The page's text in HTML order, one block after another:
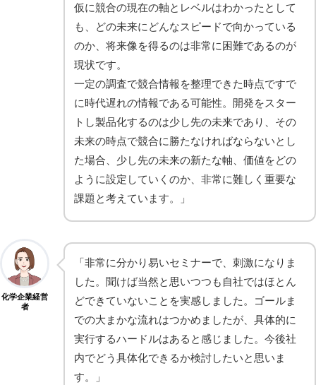
仮に競合の現在の軸とレベルはわかったとして
も、どの未来にどんなスピードで向かっている
のか、将来像を得るのは非常に困難であるのが
現状です。
一定の調査で競合情報を整理できた時点ですで
に時代遅れの情報である可能性。開発をスター
トし製品化するのは少し先の未来であり、その
未来の時点で競合に勝たなければならないとし
た場合、少し先の未来の新たな軸、価値をどの
ように設定していくのか、非常に難しく重要な
課題と考えています。」
化学企業経営
者
「非常に分かり易いセミナーで、刺激になりま
した。聞けば当然と思いつつも自社ではほとん
どできていないことを実感しました。ゴールま
での大まかな流れはつかめましたが、具体的に
実行するハードルはあると感じました。今後社
内でどう具体化できるか検討したいと思いま
す。」